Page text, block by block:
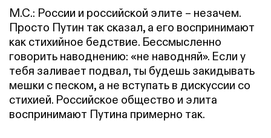
М.С.: России и российской элите – незачем.
Просто Путин так сказал, а его воспринимают
как стихийное бедствие. Бессмысленно
говорить наводнению: «не наводняй». Если у
тебя заливает подвал, ты будешь закидывать
мешки с песком, а не вступать в дискуссии со
стихией. Российское общество и элита
воспринимают Путина примерно так.